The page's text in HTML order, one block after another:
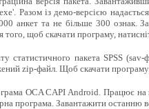
Разом із демо-версією
анкет та не більше 300 ознак.
того, щоб скачати програму,
статистичного пакета SPSS
zip-файл. Щоб скачати програму
OCA CAPI Android. Працює
програма. Завантажити останню